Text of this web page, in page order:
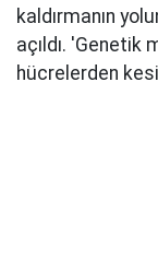
kaldırmanın
açıldı.
hücrelerden